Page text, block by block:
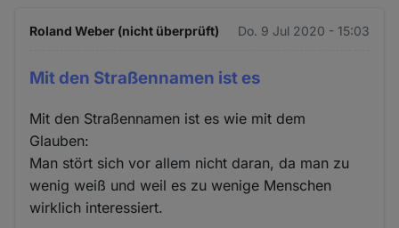
Roland Weber (nicht überprüft) Do. 9 Jul 2020 - 15:03
Mit den Straßennamen ist es
Mit den Straßennamen ist es wie mit dem
Glauben:
Man stört sich vor allem nicht daran, da man zu
wenig weiß und weil es zu wenige Menschen
wirklich interessiert.